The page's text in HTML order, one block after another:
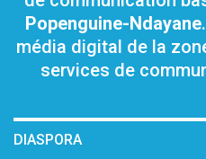
Popenguine-Ndayane
média digital de la
services de
DIASPORA